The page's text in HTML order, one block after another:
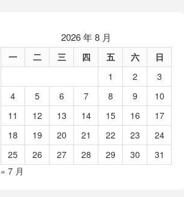
2026 年 8 月
一 二 三 四 五 六
日
1
2
3
4
5 6 7 8 9
10
11
12 13 14 15 16
17
18
19 20 21 22 23
24
25
26 27 28 29 30
31
« 7 月